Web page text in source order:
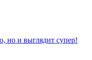
но и выглядит супер!